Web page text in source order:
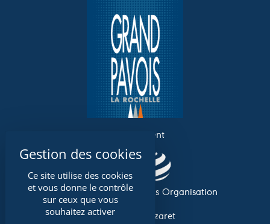
Ce site utilise des cookies
et vous donne le contrôle
sur ceux que vous
souhaitez activer
un événement
Association Grand Pavois Organisation
Avenue du Lazaret